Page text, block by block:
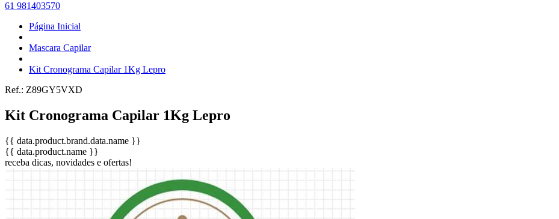
61 981403570
Página Inicial
Mascara Capilar
Kit Cronograma Capilar 1Kg Lepro
Ref.: Z89GY5VXD
Kit Cronograma Capilar 1Kg Lepro
{{ data.product.brand.data.name }}
{{ data.product.name }}
receba dicas, novidades e ofertas!